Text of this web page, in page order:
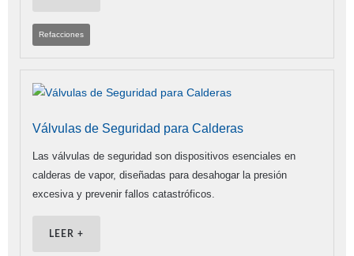
Refacciones
Válvulas de Seguridad para Calderas
Las válvulas de seguridad son dispositivos esenciales en
calderas de vapor, diseñadas para desahogar la presión
excesiva y prevenir fallos catastróficos.
LEER +